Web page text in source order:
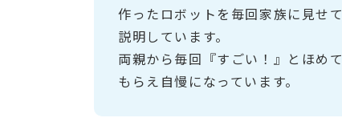
作ったロボットを毎回家族に見せて
説明しています。
両親から毎回『すごい！』とほめて
もらえ自慢になっています。